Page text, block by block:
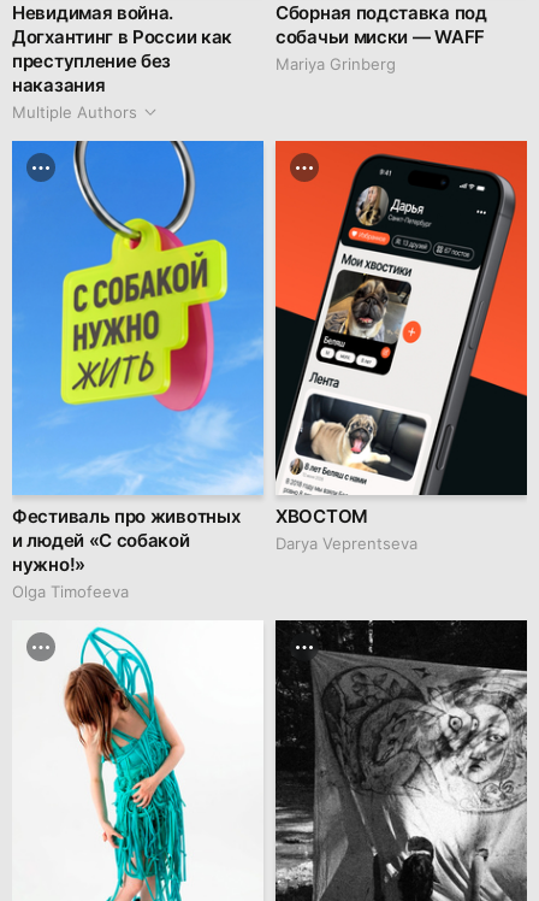
Невидимая война.
Догхантинг в России как
преступление без
наказания
Multiple Authors
Сборная подставка под
собачьи миски — WAFF
Mariya Grinberg
Фестиваль про животных
и людей «С собакой
нужно!»
Olga Timofeeva
ХВОСТОМ
Darya Veprentseva